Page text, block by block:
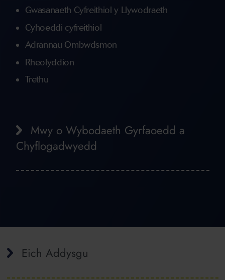
Gwasanaeth Cyfreithiol y Llywodraeth
Cyhoeddi cyfreithiol
Adrannau Ombwdsmon
Rheolyddion
Trethu
Mwy o Wybodaeth Gyrfaoedd a
Chyflogadwyedd
Eich Addysgu